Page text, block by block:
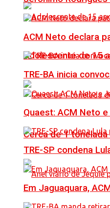
Adolescente de 15
Cerca de 1
ACM Neto declara
TRE-BA inicia
Quaest: ACM Neto
TRE-SP condena
Em Jaguaquara,